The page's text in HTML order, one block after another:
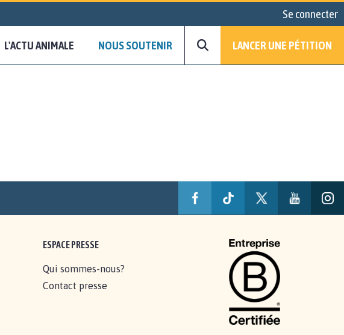
Se connecter
L'ACTU ANIMALE NOUS SOUTENIR LANCER UNE PÉTITION
ESPACE PRESSE
Qui sommes-nous?
Contact presse